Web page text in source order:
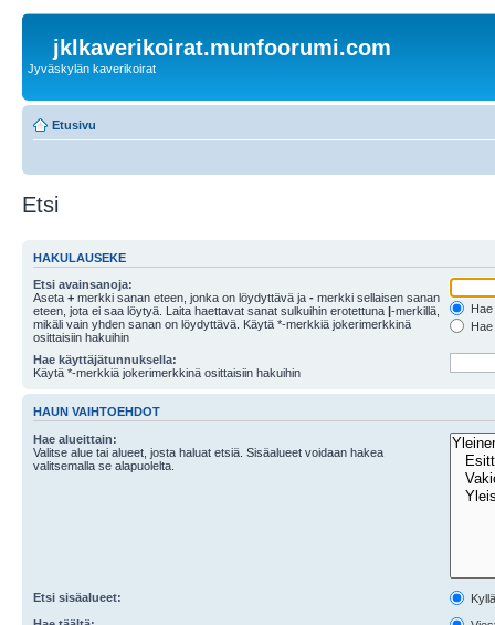
jklkaverikoirat.munfoorumi.com
Jyväskylän kaverikoirat
Etusivu
Etsi
HAKULAUSEKE
Etsi avainsanoja:
Aseta + merkki sanan eteen, jonka on löydyttävä ja - merkki sellaisen sanan
eteen, jota ei saa löytyä. Laita haettavat sanat sulkuihin erotettuna |-merkillä,
mikäli vain yhden sanan on löydyttävä. Käytä *-merkkiä jokerimerkkinä
osittaisiin hakuihin
Hae käyttäjätunnuksella:
Käytä *-merkkiä jokerimerkkinä osittaisiin hakuihin
HAUN VAIHTOEHDOT
Hae alueittain:
Valitse alue tai alueet, josta haluat etsiä. Sisäalueet voidaan hakea
valitsemalla se alapuolelta.
Etsi sisäalueet: